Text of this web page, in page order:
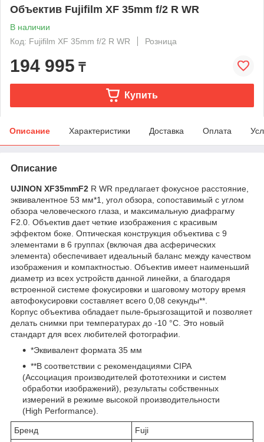
Объектив Fujifilm XF 35mm f/2 R WR
В наличии
Код: Fujifilm XF 35mm f/2 R WR
Розница
194 995 ₸
Купить
Описание Характеристики Доставка Оплата
Описание
UJINON XF35mmF2 R WR предлагает фокусное расстояние,
эквивалентное 53 мм*1, угол обзора, сопоставимый с углом
обзора человеческого глаза, и максимальную диафрагму
F2.0. Объектив дает четкие изображения с красивым
эффектом боке. Оптическая конструкция объектива с 9
элементами в 6 группах (включая два асферических
элемента) обеспечивает идеальный баланс между качеством
изображения и компактностью. Объектив имеет наименьший
диаметр из всех устройств данной линейки, а благодаря
встроенной системе фокусировки и шаговому мотору время
автофокусировки составляет всего 0,08 секунды**.
Корпус объектива обладает пыле-брызгозащитой и позволяет
делать снимки при температурах до -10 °C. Это новый
стандарт для всех любителей фотографии.
*Эквивалент формата 35 мм
**В соответствии с рекомендациями CIPA
(Ассоциация производителей фототехники и систем
обработки изображений), результаты собственных
измерений в режиме высокой производительности
(High Performance).
Бренд
Fuji